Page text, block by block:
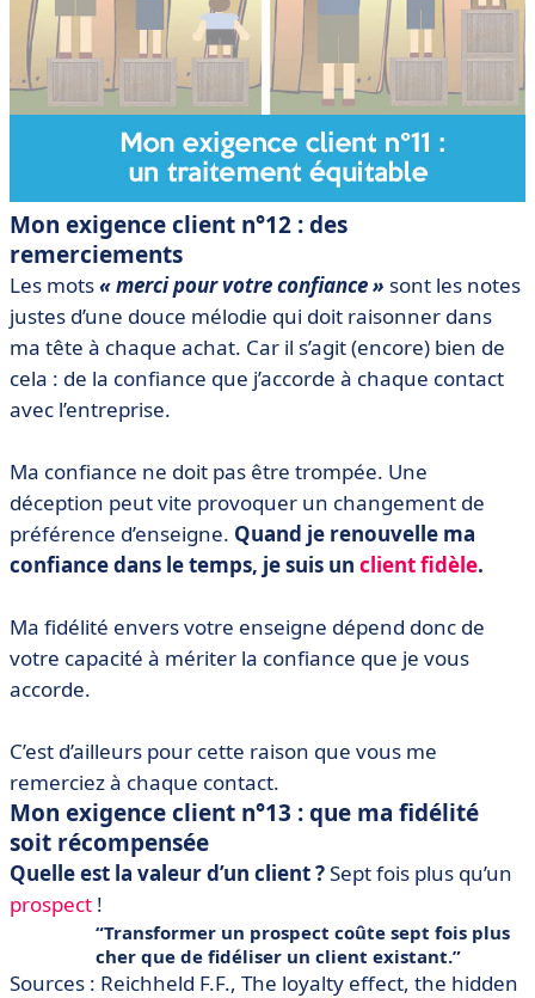
Mon exigence client n°12 : des
remerciements
Les mots« merci pour votre confiance » sont les notes
justes d’une douce mélodie qui doit raisonner dans
ma tête à chaque achat. Car il s’agit (encore) bien de
cela : de la confiance que j’accorde à chaque contact
avec l’entreprise.
Ma confiance ne doit pas être trompée. Une
déception peut vite provoquer un changement de
préférence d’enseigne. Quand je renouvelle ma
confiance dans le temps, je suis un client fidèle.
Ma fidélité envers votre enseigne dépend donc de
votre capacité à mériter la confiance que je vous
accorde.
C’est d’ailleurs pour cette raison que vous me
remerciez à chaque contact.
Mon exigence client n°13 : que ma fidélité
soit récompensée
Quelle est la valeur d’un client ?Sept fois plus qu’un
prospect !
Transformer un prospect coûte sept fois plus
cher que de fidéliser un client existant.
Sources : Reichheld F.F., The loyalty effect, the hidden